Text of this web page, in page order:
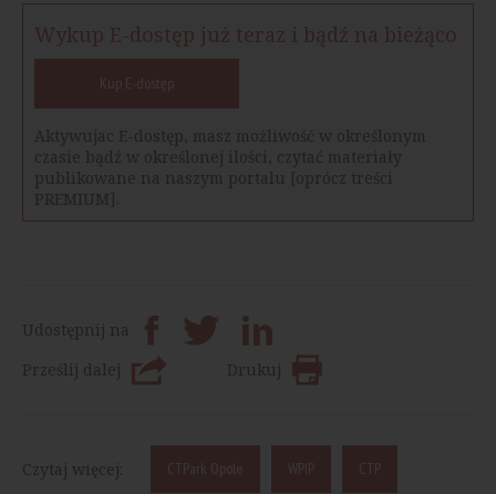
Wykup E-dostęp już teraz i bądź na bieżąco
Kup E-dostęp
Aktywujac E-dostęp, masz możliwość w określonym
czasie bądź w określonej ilości, czytać materiały
publikowane na naszym portalu [oprócz treści
PREMIUM].
Udostępnij na
Prześlij dalej
Drukuj
Czytaj więcej: CTPark Opole WPIP CTP